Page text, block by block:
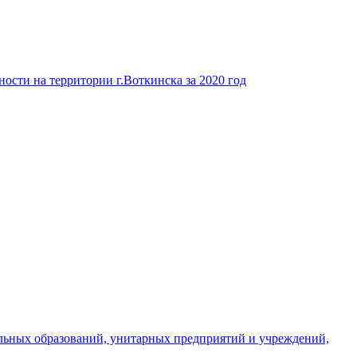
на территории г.Воткинска за 2020 год
образований, унитарных предприятий и учреждений,